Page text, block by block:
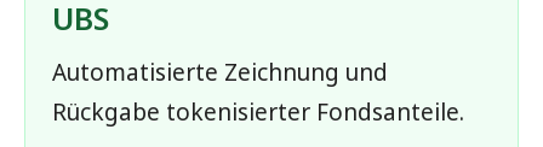
UBS
Automatisierte Zeichnung und
Rückgabe tokenisierter Fondsanteile.